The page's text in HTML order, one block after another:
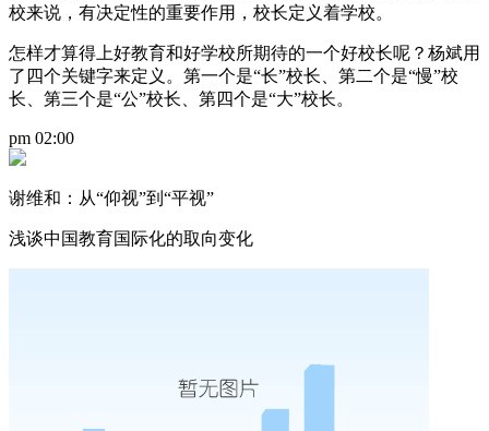
校来说，有决定性的重要作用，校长定义着学校。
怎样才算得上好教育和好学校所期待的一个好校长呢？杨斌用
了四个关键字来定义。第一个是“长”校长、第二个是“慢”校
长、第三个是“公”校长、第四个是“大”校长。
pm 02:00
谢维和：从“仰视”到“平视”
浅谈中国教育国际化的取向变化